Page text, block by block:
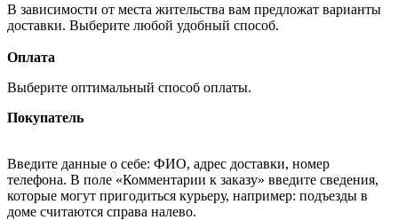
В зависимости от места жительства вам предложат варианты
доставки. Выберите любой удобный способ.
Оплата
Выберите оптимальный способ оплаты.
Покупатель
Введите данные о себе: ФИО, адрес доставки, номер
телефона. В поле «Комментарии к заказу» введите сведения,
которые могут пригодиться курьеру, например: подъезды в
доме считаются справа налево.